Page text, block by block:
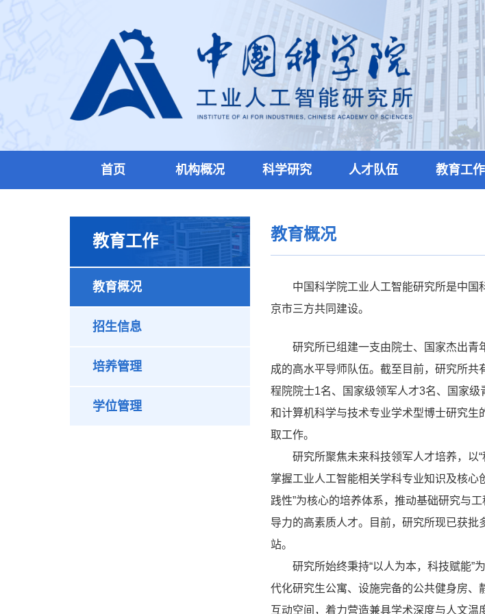
首页 机构概况 科学研究 人才队伍 教育工作
教育工作
教育概况
招生信息
培养管理
学位管理
教育概况
中国科学院工业人工智能研究所是中
京市三方共同建设。
研究所已组建一支由院士、国家杰出青
成的高水平导师队伍。截至目前，研究所
程院院士1名、国家级领军人才3名、国家级
和计算机科学与技术专业学术型博士研究
取工作。
研究所聚焦未来科技领军人才培养，以
掌握工业人工智能相关学科专业知识及核心
践性”为核心的培养体系，推动基础研究与
导力的高素质人才。目前， 研究所现已获批
站。
研究所始终秉持“以人为本，科技赋能”
代化研究生公寓、设施完备的公共健身房
互动空间，着力营造兼具学术深度与人文温